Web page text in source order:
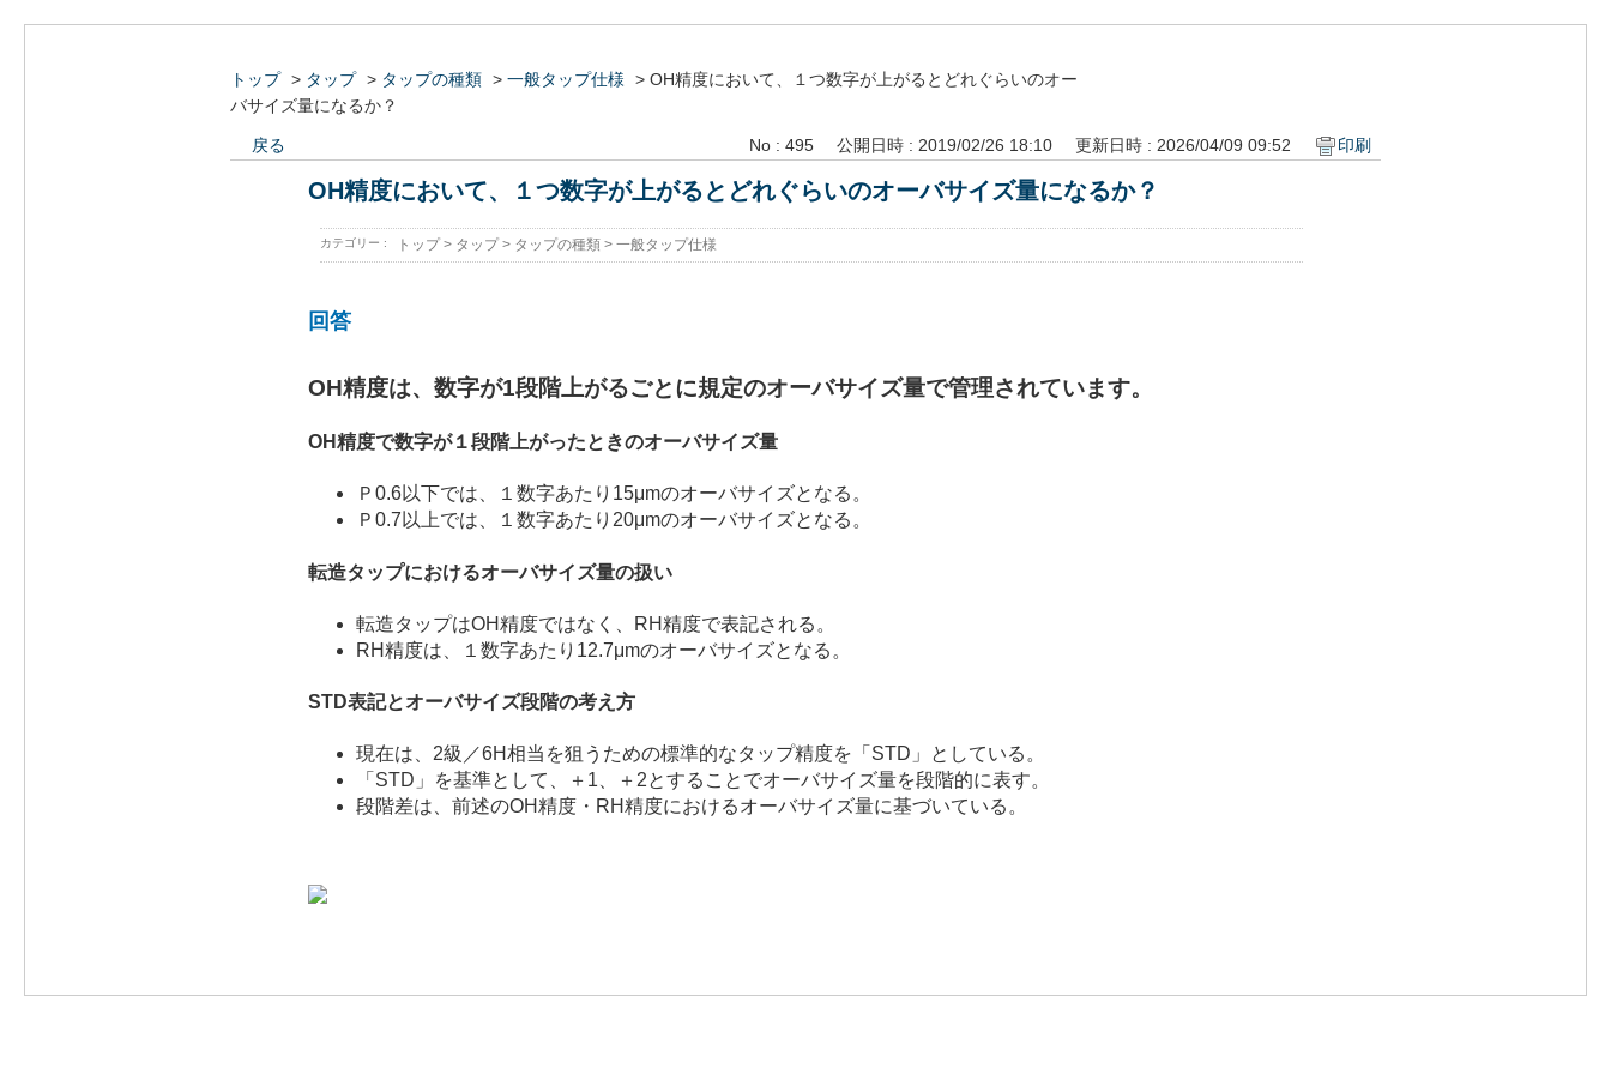
トップ > タップ > タップの種類 > 一般タップ仕様 > OH精度において、１つ数字が上がるとどれぐらいのオー
バサイズ量になるか？
戻る No : 495 公開日時 : 2019/02/26 18:10 更新日時 : 2026/04/09 09:52 印刷
OH精度において、１つ数字が上がるとどれぐらいのオーバサイズ量になるか？
カテゴリー : トップ> タップ> タップの種類 > 一般タップ仕様
回答
OH精度は、数字が1段階上がるごとに規定のオーバサイズ量で管理されています。
OH精度で数字が１段階上がったときのオーバサイズ量
Ｐ0.6以下では、１数字あたり15μmのオーバサイズとなる。
Ｐ0.7以上では、１数字あたり20μmのオーバサイズとなる。
転造タップにおけるオーバサイズ量の扱い
転造タップはOH精度ではなく、RH精度で表記される。
RH精度は、１数字あたり12.7μmのオーバサイズとなる。
STD表記とオーバサイズ段階の考え方
現在は、2級／6H相当を狙うための標準的なタップ精度を「STD」としている。
「STD」を基準として、＋1、＋2とすることでオーバサイズ量を段階的に表す。
段階差は、前述のOH精度・RH精度におけるオーバサイズ量に基づいている。